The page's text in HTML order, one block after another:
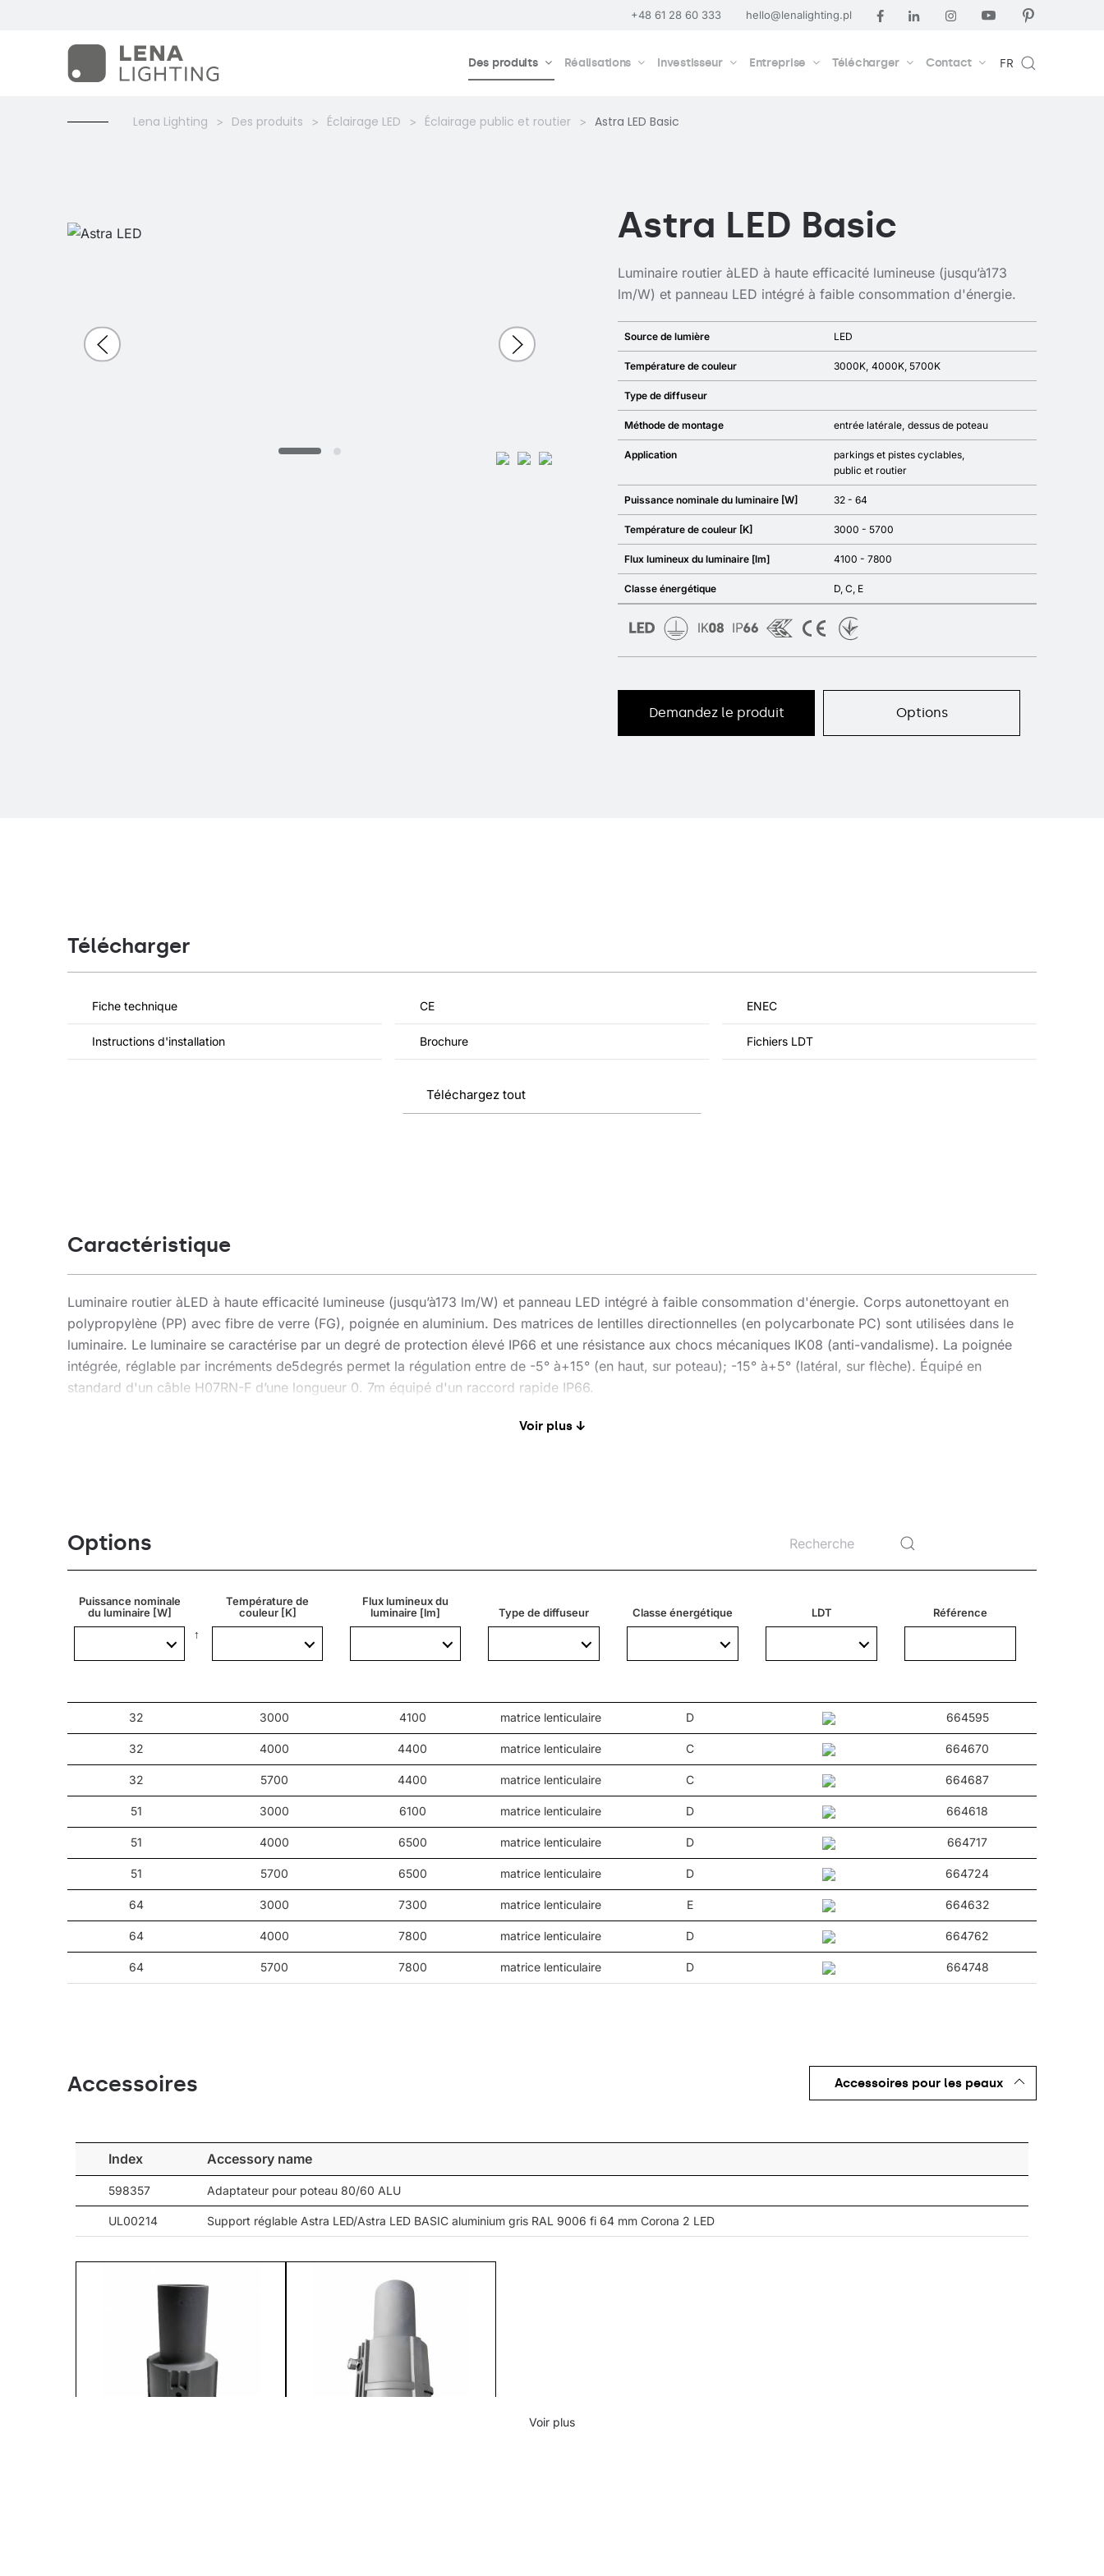
+48 61 28 60 333 hello@lenalighting.pl
Des produits Réalisations Investisseur Entreprise Télécharger Contact FR
Lena Lighting Des produits Éclairage LED Éclairage public et routier Astra LED Basic
Astra LED Basic
Luminaire routier àLED à haute efficacité lumineuse (jusqu’à173
lm/W) et panneau LED intégré à faible consommation d'énergie.
Source de lumière LED
Température de couleur 3000K 4000K 5700K
Type de diffuseur
Méthode de montage entrée latérale dessus de poteau
Application
parkings et pistes cyclables
public et routier
Puissance nominale du luminaire [W] 32 - 64
Température de couleur [K] 3000 - 5700
Flux lumineux du luminaire [lm] 4100 - 7800
Classe énergétique D, C, E
Demandez le produit Options
Télécharger
Fiche technique CE ENEC
Instructions d'installation Brochure Fichiers LDT
Téléchargez tout
Caractéristique
Luminaire routier àLED à haute efficacité lumineuse (jusqu’à173 lm/W) et panneau LED intégré à faible consommation d'énergie. Corps autonettoyant en
polypropylène (PP) avec fibre de verre (FG), poignée en aluminium. Des matrices de lentilles directionnelles (en polycarbonate PC) sont utilisées dans le
luminaire. Le luminaire se caractérise par un degré de protection élevé IP66 et une résistance aux chocs mécaniques IK08 (anti-vandalisme). La poignée
intégrée, réglable par incréments de5degrés permet la régulation entre de -5° à+15° (en haut, sur poteau); -15° à+5° (latéral, sur flèche). Équipé en
standard d'un câble H07RN-F d’une longueur 0. 7m équipé d'un raccord rapide IP66.
Autres produits de la famille Astra LED
Voir plus ↓
Options
Puissance nominale
du luminaire [W]
Température de
couleur [K]
Flux lumineux du
luminaire [lm]
Type de diffuseur Classe énergétique LDT Référence
32 3000 4100 matrice lenticulaire D 664595
32 4000 4400 matrice lenticulaire C 664670
32 5700 4400 matrice lenticulaire C 664687
51 3000 6100 matrice lenticulaire D 664618
51 4000 6500 matrice lenticulaire D 664717
51 5700 6500 matrice lenticulaire D 664724
64 3000 7300 matrice lenticulaire E 664632
64 4000 7800 matrice lenticulaire D 664762
64 5700 7800 matrice lenticulaire D 664748
Accessoires Accessoires pour les peaux
Index Accessory name
598357 Adaptateur pour poteau 80/60 ALU
UL00214 Support réglable Astra LED/Astra LED BASIC aluminium gris RAL 9006 fi 64 mm Corona 2 LED
Voir plus